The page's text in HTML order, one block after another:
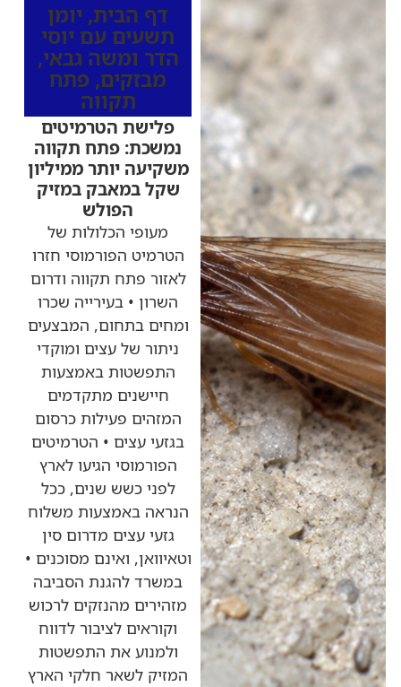
דף הבית, יומן
תשעים עם יוסי
הדר ומשה גבאי,
מבזקים, פתח
תקווה
פלישת הטרמיטים
נמשכת: פתח תקווה
משקיעה יותר ממיליון
שקל במאבק במזיק
הפולש
מעופי הכלולות של
הטרמיט הפורמוסי חזרו
לאזור פתח תקווה ודרום
השרון • בעירייה שכרו
ומחים בתחום, המבצעים
ניתור של עצים ומוקדי
התפשטות באמצעות
חיישנים מתקדמים
המזהים פעילות כרסום
בגזעי עצים • הטרמיטים
הפורמוסי הגיעו לארץ
לפני כשש שנים, ככל
הנראה באמצעות משלוח
גזעי עצים מדרום סין
וטאיוואן, ואינם מסוכנים •
במשרד להגנת הסביבה
מזהירים מהנזקים לרכוש
וקוראים לציבור לדווח
ולמנוע את התפשטות
המזיק לשאר חלקי הארץ